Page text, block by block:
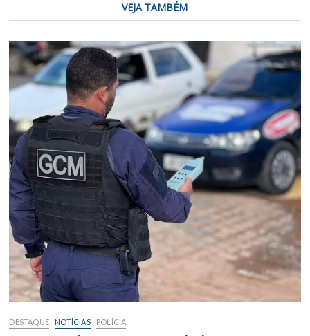
VEJA TAMBÉM
DESTAQUE NOTÍCIAS POLÍCIA